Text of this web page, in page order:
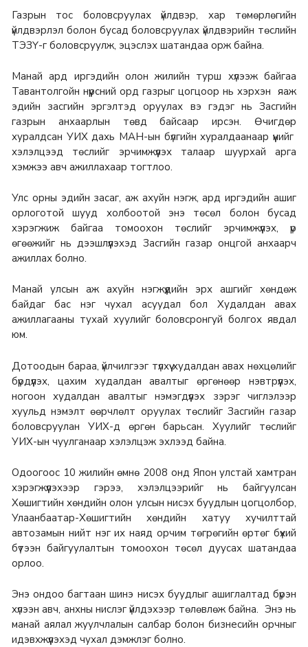
Газрын тос боловсруулах үйлдвэр, хар төмөрлөгийн
үйлдвэрлэл болон бусад боловсруулах үйлдвэрийн төслийн
ТЭЗҮ-г боловсруулж, эцэслэх шатандаа орж байна.
Манай ард иргэдийн олон жилийн турш хүлээж байгаа
Тавантолгойн нүүрсний орд газрыг цогцоор нь хэрхэн яаж
эдийн засгийн эргэлтэд оруулах вэ гэдэг нь Засгийн
газрын анхаарлын төвд байсаар ирсэн. Өчигдөр
хуралдсан УИХ дахь МАН-ын бүлгийн хуралдаанаар үүнийг
хэлэлцээд төслийг эрчимжүүлэх талаар шуурхай арга
хэмжээ авч ажиллахаар тогтлоо.
Улс орны эдийн засаг, аж ахуйн нэгж, ард иргэдийн ашиг
орлоготой шууд холбоотой энэ төсөл болон бусад
хэрэгжиж байгаа томоохон төслийг эрчимжүүлэх, үр
өгөөжийг нь дээшлүүлэхэд Засгийн газар онцгой анхаарч
ажиллах болно.
Манай улсын аж ахуйн нэгжүүдийн эрх ашгийг хөндөж
байдаг бас нэг чухал асуудал бол Худалдан авах
ажиллагааны тухай хуулийг боловсронгуй болгох явдал
юм.
Дотоодын бараа, үйлчилгээг түлхүү худалдан авах нөхцөлийг
бүрдүүлэх, цахим худалдан авалтыг өргөнөөр нэвтрүүлэх,
ногоон худалдан авалтыг нэмэгдүүлэх зэрэг чиглэлээр
хуульд нэмэлт өөрчлөлт оруулах төслийг Засгийн газар
боловсруулан УИХ-д өргөн барьсан. Хуулийг төслийг
УИХ-ын чуулганаар хэлэлцэж эхлээд байна.
Одоогоос 10 жилийн өмнө 2008 онд Япон улстай хамтран
хэрэгжүүлэхээр гэрээ, хэлэлцээрийг нь байгуулсан
Хөшигтийн хөндийн олон улсын нисэх буудлын цогцолбор,
Улаанбаатар-Хөшигтийн хөндийн хатуу хучилттай
автозамын нийт нэг их наяд орчим төгрөгийн өртөг бүхий
бүтээн байгуулалтын томоохон төсөл дуусах шатандаа
орлоо.
Энэ ондоо багтаан шинэ нисэх буудлыг ашиглалтад бүрэн
хүлээн авч, анхны нислэг үйлдэхээр төлөвлөж байна. Энэ нь
манай аялал жуулчлалын салбар болон бизнесийн орчныг
идэвхжүүлэхэд чухал дэмжлэг болно.